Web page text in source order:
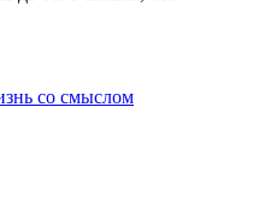
со смыслом